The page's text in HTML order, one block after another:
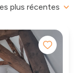
plus récentes